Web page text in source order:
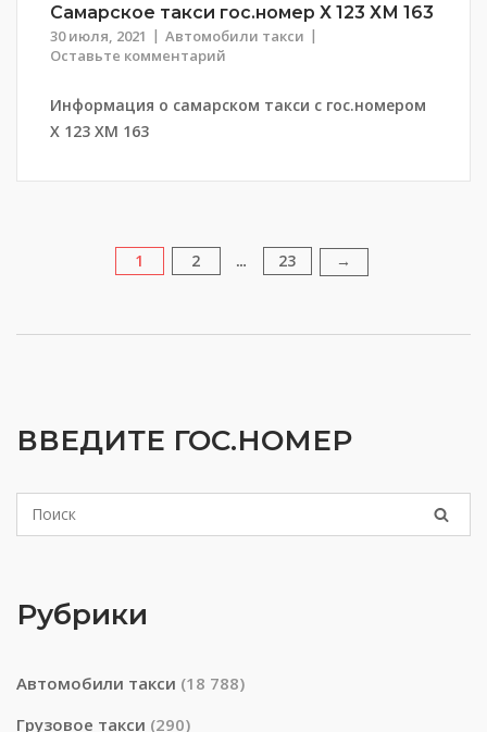
Самарское такси гос.номер Х 123 ХМ 163
30 июля, 2021
Автомобили такси
Оставьте комментарий
Информация о самарском такси с гос.номером
Х 123 ХМ 163
Пагинация
1 2 … 23 →
ВВЕДИТЕ ГОС.НОМЕР
Рубрики
Автомобили такси (18 788)
Грузовое такси (290)